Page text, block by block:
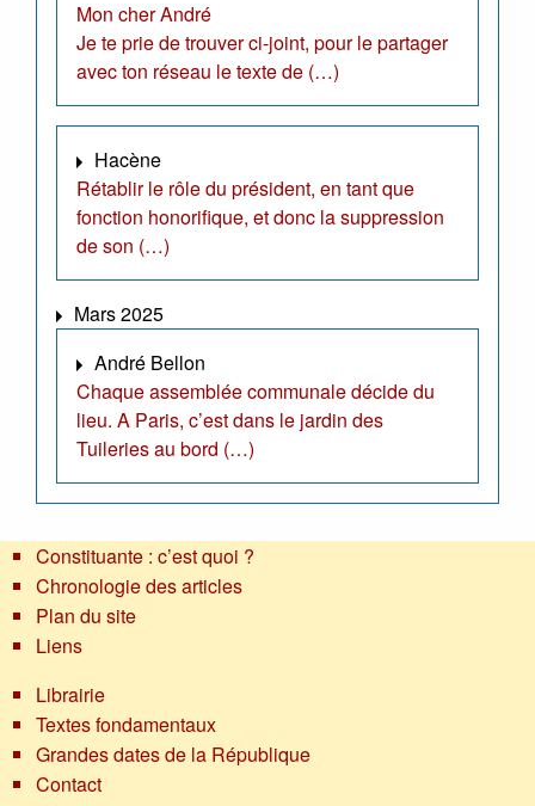
Mon cher André
Je te prie de trouver ci-joint, pour le partager
avec ton réseau le texte de (…)
Hacène
Rétablir le rôle du président, en tant que
fonction honorifique, et donc la suppression
de son (…)
Mars 2025
André Bellon
Chaque assemblée communale décide du
lieu. A Paris, c’est dans le jardin des
Tuileries au bord (…)
Constituante : c’est quoi ?
Chronologie des articles
Plan du site
Liens
Librairie
Textes fondamentaux
Grandes dates de la République
Contact